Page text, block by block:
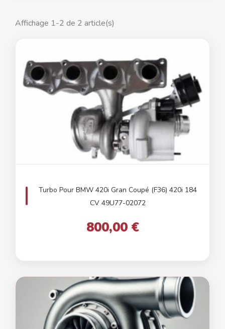
Affichage 1-2 de 2 article(s)
Turbo Pour BMW 420i Gran Coupé (F36) 420i 184
CV 49U77-02072
800,00 €